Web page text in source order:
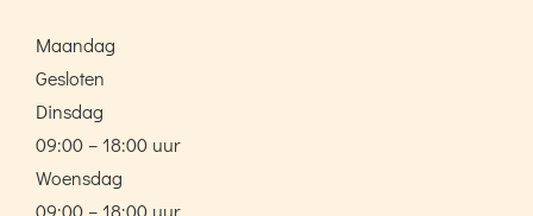
Maandag
Gesloten
Dinsdag
09:00 – 18:00 uur
Woensdag
09:00 – 18:00 uur